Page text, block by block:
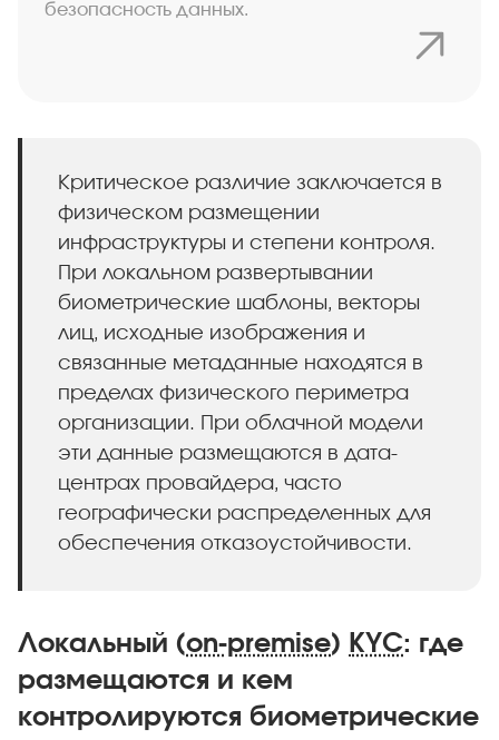
безопасность данных.
Критическое различие заключается в
физическом размещении
инфраструктуры и степени контроля.
При локальном развертывании
биометрические шаблоны, векторы
лиц, исходные изображения и
связанные метаданные находятся в
пределах физического периметра
организации. При облачной модели
эти данные размещаются в дата-
центрах провайдера, часто
географически распределенных для
обеспечения отказоустойчивости.
Локальный (on-premise) KYC: где
размещаются и кем
контролируются биометрические